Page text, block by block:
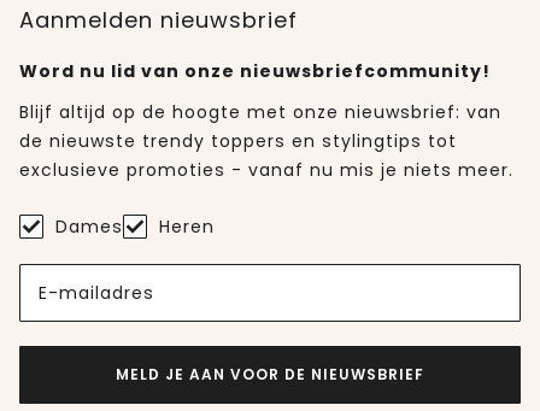
Aanmelden nieuwsbrief
Word nu lid van onze nieuwsbriefcommunity!
Blijf altijd op de hoogte met onze nieuwsbrief: van
de nieuwste trendy toppers en stylingtips tot
exclusieve promoties - vanaf nu mis je niets meer.
Dames Heren
E-mailadres
MELD JE AAN VOOR DE NIEUWSBRIEF